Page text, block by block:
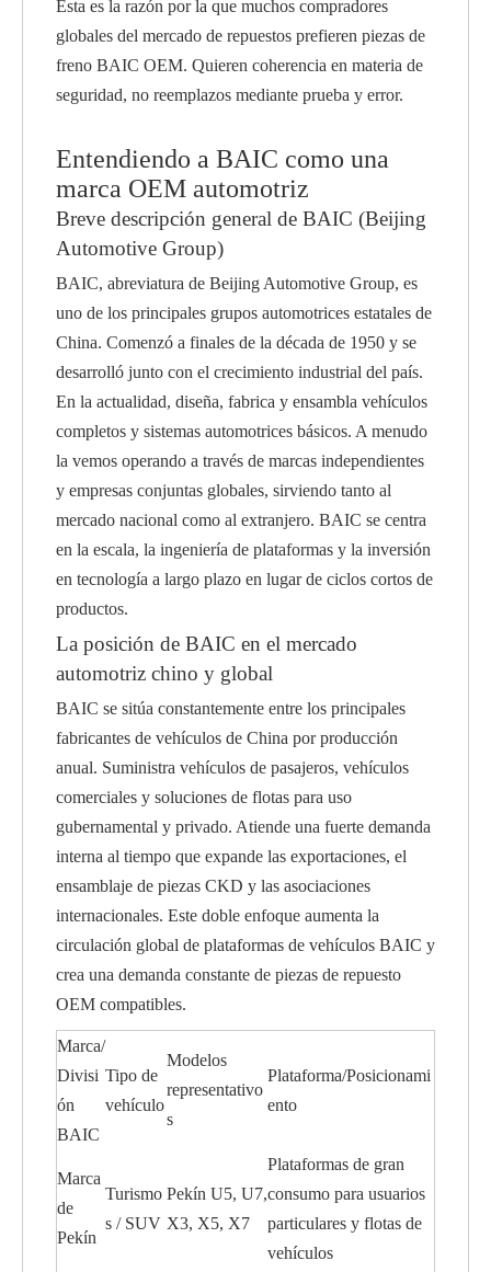
Esta es la razón por la que muchos compradores
globales del mercado de repuestos prefieren piezas de
freno BAIC OEM. Quieren coherencia en materia de
seguridad, no reemplazos mediante prueba y error.
Entendiendo a BAIC como una
marca OEM automotriz
Breve descripción general de BAIC (Beijing
Automotive Group)
BAIC, abreviatura de Beijing Automotive Group, es
uno de los principales grupos automotrices estatales de
China. Comenzó a finales de la década de 1950 y se
desarrolló junto con el crecimiento industrial del país.
En la actualidad, diseña, fabrica y ensambla vehículos
completos y sistemas automotrices básicos. A menudo
la vemos operando a través de marcas independientes
y empresas conjuntas globales, sirviendo tanto al
mercado nacional como al extranjero. BAIC se centra
en la escala, la ingeniería de plataformas y la inversión
en tecnología a largo plazo en lugar de ciclos cortos de
productos.
La posición de BAIC en el mercado
automotriz chino y global
BAIC se sitúa constantemente entre los principales
fabricantes de vehículos de China por producción
anual. Suministra vehículos de pasajeros, vehículos
comerciales y soluciones de flotas para uso
gubernamental y privado. Atiende una fuerte demanda
interna al tiempo que expande las exportaciones, el
ensamblaje de piezas CKD y las asociaciones
internacionales. Este doble enfoque aumenta la
circulación global de plataformas de vehículos BAIC y
crea una demanda constante de piezas de repuesto
OEM compatibles.
Marca/
Divisi
ón
BAIC
Tipo de
vehículo
Modelos
representativo
s
Plataforma/Posicionami
ento
Marca
de
Pekín
Turismo
s / SUV
Pekín U5, U7,
X3, X5, X7
Plataformas de gran
consumo para usuarios
particulares y flotas de
vehículos